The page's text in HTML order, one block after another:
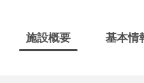
施設概要 基本情